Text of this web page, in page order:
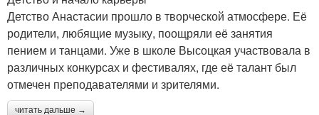
Детство Анастасии прошло в творческой атмосфере. Её
родители, любящие музыку, поощряли её занятия
пением и танцами. Уже в школе Высоцкая участвовала в
различных конкурсах и фестивалях, где её талант был
отмечен преподавателями и зрителями.
читать дальше →